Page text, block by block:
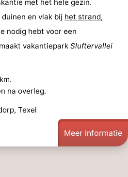
met het hele gezin.
en vlak bij het strand,
nodig hebt voor een
vakantiepark Sluftervallei
na overleg.
Texel
Meer informatie